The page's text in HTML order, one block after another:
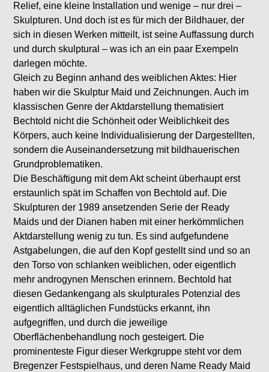
Relief, eine kleine Installation und wenige – nur drei –
Skulpturen. Und doch ist es für mich der Bildhauer, der
sich in diesen Werken mitteilt, ist seine Auffassung durch
und durch skulptural – was ich an ein paar Exempeln
darlegen möchte.
Gleich zu Beginn anhand des weiblichen Aktes: Hier
haben wir die Skulptur Maid und Zeichnungen. Auch im
klassischen Genre der Aktdarstellung thematisiert
Bechtold nicht die Schönheit oder Weiblichkeit des
Körpers, auch keine Individualisierung der Dargestellten,
sondern die Auseinandersetzung mit bildhauerischen
Grundproblematiken.
Die Beschäftigung mit dem Akt scheint überhaupt erst
erstaunlich spät im Schaffen von Bechtold auf. Die
Skulpturen der 1989 ansetzenden Serie der Ready
Maids und der Dianen haben mit einer herkömmlichen
Aktdarstellung wenig zu tun. Es sind aufgefundene
Astgabelungen, die auf den Kopf gestellt sind und so an
den Torso von schlanken weiblichen, oder eigentlich
mehr androgynen Menschen erinnern. Bechtold hat
diesen Gedankengang als skulpturales Potenzial des
eigentlich alltäglichen Fundstücks erkannt, ihn
aufgegriffen, und durch die jeweilige
Oberflächenbehandlung noch gesteigert. Die
prominenteste Figur dieser Werkgruppe steht vor dem
Bregenzer Festspielhaus, und deren Name Ready Maid